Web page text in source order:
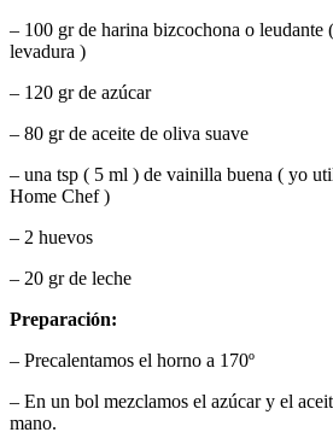
– 100 gr de harina bizcochona o leudante
levadura )
– 120 gr de azúcar
– 80 gr de aceite de oliva suave
– una tsp ( 5 ml ) de vainilla buena ( yo
Home Chef )
– 2 huevos
– 20 gr de leche
Preparación:
– Precalentamos el horno a 170º
– En un bol mezclamos el azúcar y el
mano.